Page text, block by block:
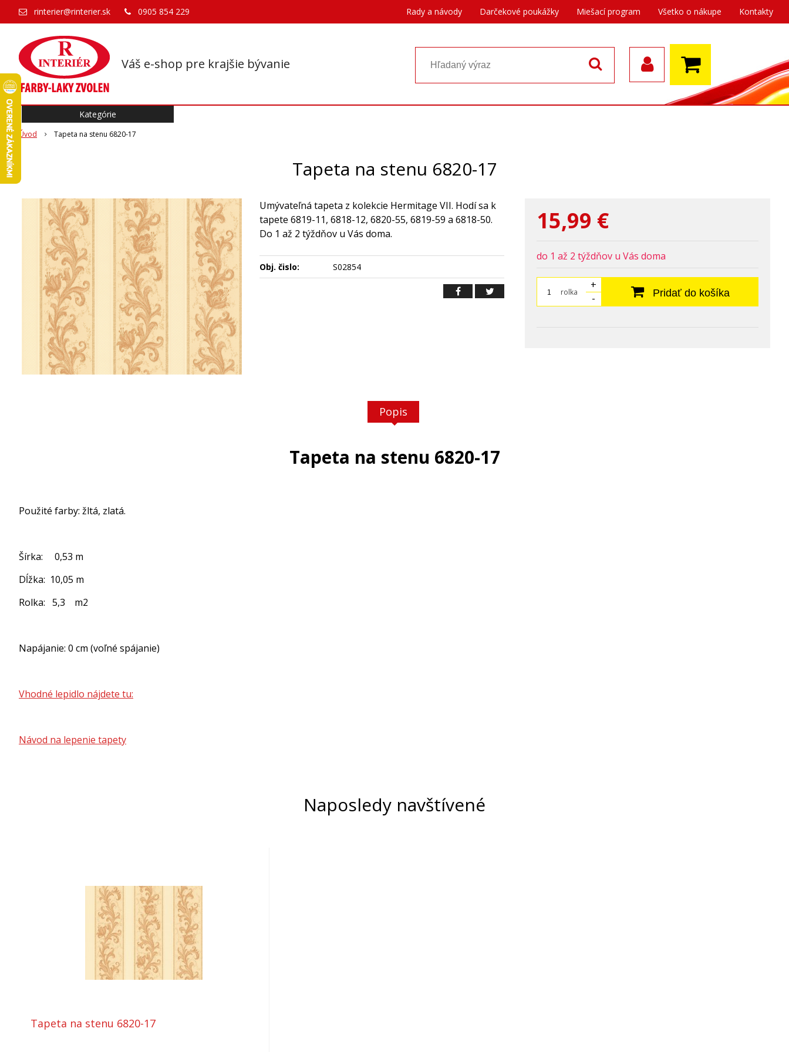
Váš e-shop pre krajšie bývanie
rinterier@rinterier.sk 0905 854 229 Rady a návody Darčekové poukážky Miešací program Všetko o nákupe Kontakty
Úvod Tapeta na stenu 6820-17
Tapeta na stenu 6820-17
15,99 €
do 1 až 2 týždňov u Vás doma
rolka
+
-
Pridať do košíka
Umývateľná tapeta z kolekcie Hermitage VII. Hodí sa k
tapete 6819-11, 6818-12, 6820-55, 6819-59 a 6818-50.
Do 1 až 2 týždňov u Vás doma.
Obj. čislo: S02854
Popis
Tapeta na stenu 6820-17
Použité farby: žltá, zlatá.
Šírka: 0,53 m
Dĺžka: 10,05 m
Rolka: 5,3 m2
Napájanie: 0 cm (voľné spájanie)
Vhodné lepidlo nájdete tu:
Návod na lepenie tapety
Naposledy navštívené
Tapeta na stenu 6820-17
Kategórie